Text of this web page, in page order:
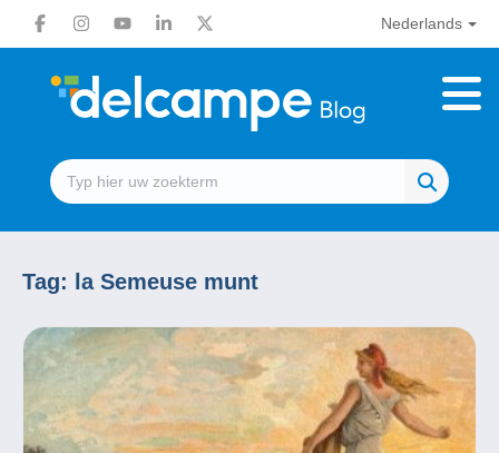
Nederlands
Tag: la Semeuse munt